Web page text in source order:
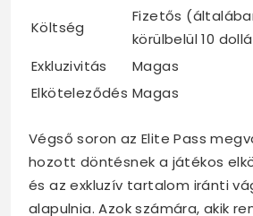
Költség
Fizetős
körülbelül 10
Exkluzivitás Magas
Elköteleződés Magas
Végső soron az Elite Pass
hozott döntésnek a játékos
és az exkluzív tartalom iránti
alapulnia. Azok számára, akik